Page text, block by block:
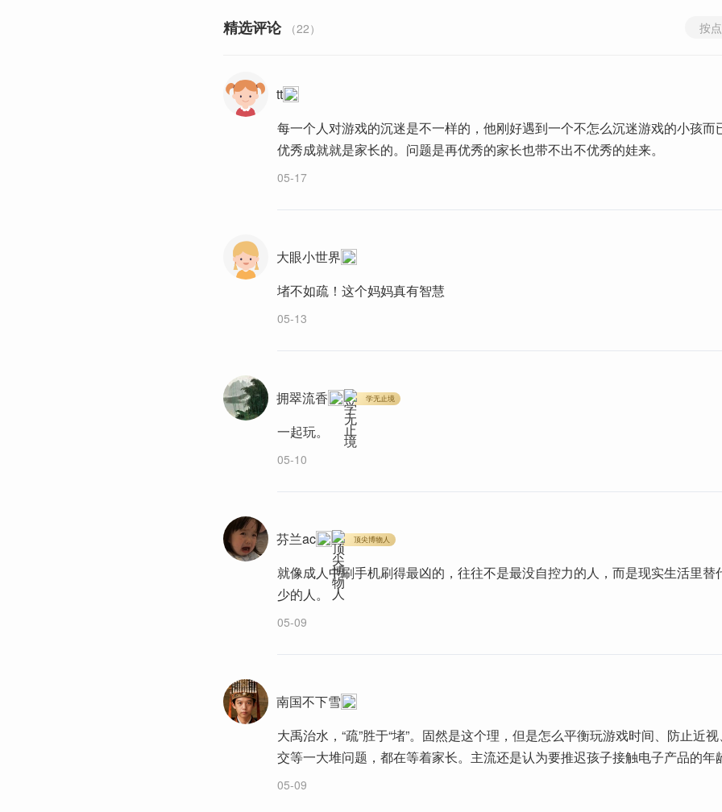
精选评论 （22） 按
tt
每一个人对游戏的沉迷是不一样的，他刚好遇到一个不怎么沉迷游戏的小孩而
优秀成就就是家长的。问题是再优秀的家长也带不出不优秀的娃来。
05-17
大眼小世界
堵不如疏！这个妈妈真有智慧
05-13
拥翠流香 学无止境
一起玩。
05-10
芬兰ac 顶尖博物人
就像成人中刷手机刷得最凶的，往往不是最没自控力的人，而是现实生活里替
少的人。
05-09
南国不下雪
大禹治水，“疏”胜于“堵”。固然是这个理，但是怎么平衡玩游戏时间、防止近
交等一大堆问题，都在等着家长。主流还是认为要推迟孩子接触电子产品的年
05-09